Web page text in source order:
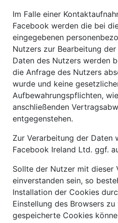
Im Falle einer
Facebook werden die bei
eingegebenen
Nutzers zur Bearbeitung
Daten des Nutzers werden
die Anfrage des Nutzers
wurde und keine
Aufbewahrungspflichten,
anschließenden
entgegenstehen.
Zur Verarbeitung der Daten
Facebook Ireland Ltd. ggf.
Sollte der Nutzer mit dieser
einverstanden sein, so
Installation der Cookies
Einstellung des Browsers
gespeicherte Cookies